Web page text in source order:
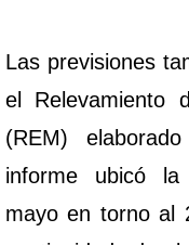
Las previsiones
el Relevamiento
(REM)
informe ubicó la
mayo en torno al